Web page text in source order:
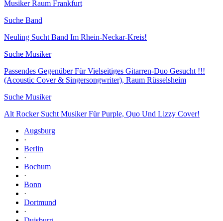
Musiker Raum Frankfurt
Suche Band
Neuling Sucht Band Im Rhein-Neckar-Kreis!
Suche Musiker
Passendes Gegenüber Für Vielseitiges Gitarren-Duo Gesucht !!!
(Acoustic Cover & Singersongwriter), Raum Rüsselsheim
Suche Musiker
Alt Rocker Sucht Musiker Für Purple, Quo Und Lizzy Cover!
Augsburg
·
Berlin
·
Bochum
·
Bonn
·
Dortmund
·